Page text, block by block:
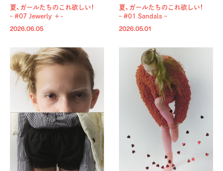
夏、ガールたちのこれ欲しい！
– #07 Jewerly ＋-
2026.06.05
夏、ガールたちのこれ欲しい！
– #01 Sandals –
2026.05.01